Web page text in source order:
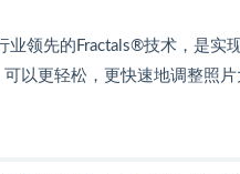
业领先的Fractals®技术，是实
以更轻松，更快速地调整照片